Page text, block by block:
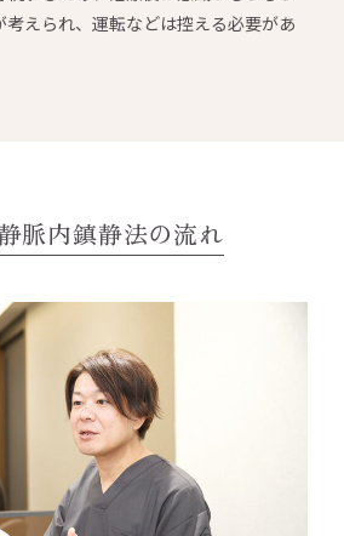
考えられ、運転などは控える必要があ
脈内鎮静法の流れ